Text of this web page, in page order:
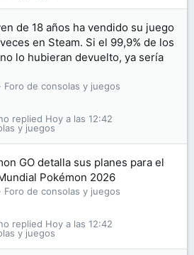
de 18 años ha vendido su juego
en Steam. Si el 99,9% de los
lo hubieran devuelto, ya sería
Foro de consolas y juegos
y juegos
Hoy a las 12:42
GO detalla sus planes para el
Pokémon 2026
Foro de consolas y juegos
y juegos
Hoy a las 12:42